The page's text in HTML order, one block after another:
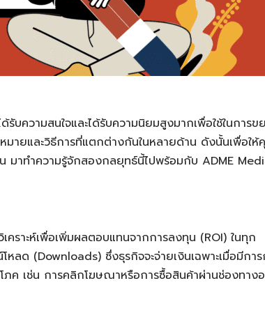
วามสนใจและได้รับความนิยมสูงมากเพื่อใช้ในการข
ยและวิธีการที่แตกต่างกันในหลายด้าน ดังนั้นเพื่อให้
มาทำความรู้จักสองกลยุทธ์นี้ไปพร้อมกับ ADME
ราะห์เพื่อเพิ่มผลตอบแทนจากการลงทุน (ROI) ในทุก
ด (Downloads) ซึ่งธุรกิจจะจ่ายเงินเฉพาะเมื่อมีการ
ค เช่น การคลิกโฆษณาหรือการซื้อสินค้าผ่านช่องทาง